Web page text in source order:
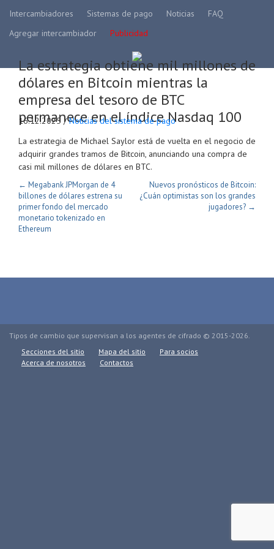
Intercambiadores Sistemas de pago Noticias
FAQ
Agregar intercambiador
Publicidad
La estrategia obtiene mil millones de
dólares en Bitcoin mientras la
empresa del tesoro de BTC
permanece en el índice Nasdaq 100
16.12.2025 /Noticias del sistema de pago
La estrategia de Michael Saylor está de vuelta en el negocio de
adquirir grandes tramos de Bitcoin, anunciando una compra de
casi mil millones de dólares en BTC.
← Megabank JPMorgan de 4
billones de dólares estrena su
primer fondo del mercado
monetario tokenizado en
Ethereum
Nuevos pronósticos de Bitcoin:
¿Cuán optimistas son los grandes
jugadores? →
Tipos de cambio que supervisan a los agentes de cifrado © 2015-2026.
Secciones del sitio
Mapa del sitio
Para socios
Acerca de nosotros
Contactos